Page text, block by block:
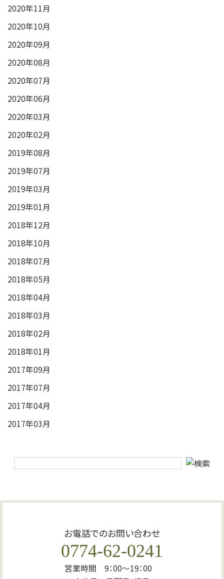
2020年11月
2020年10月
2020年09月
2020年08月
2020年07月
2020年06月
2020年03月
2020年02月
2019年08月
2019年07月
2019年03月
2019年01月
2018年12月
2018年10月
2018年07月
2018年05月
2018年04月
2018年03月
2018年02月
2018年01月
2017年09月
2017年07月
2017年04月
2017年03月
お電話でのお問い合わせ
0774-62-0241
営業時間 9：00～19：00